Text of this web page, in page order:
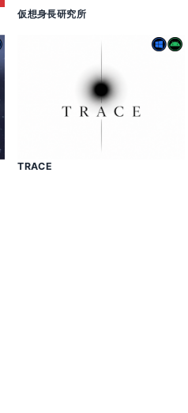
仮想身長研究所
TRACE